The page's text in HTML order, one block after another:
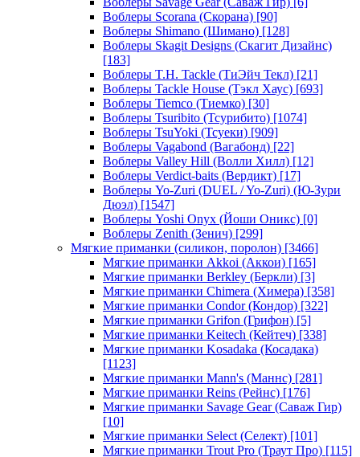
Воблеры Scorana (Скорана) [90]
Воблеры Shimano (Шимано) [128]
Воблеры Skagit Designs (Скагит Дизайнс)
[183]
Воблеры T.H. Tackle (ТиЭйч Текл) [21]
Воблеры Tackle House (Тэкл Хаус) [693]
Воблеры Tiemco (Тиемко) [30]
Воблеры Tsuribito (Тсурибито) [1074]
Воблеры TsuYoki (Тсуеки) [909]
Воблеры Vagabond (Вагабонд) [22]
Воблеры Valley Hill (Волли Хилл) [12]
Воблеры Verdict-baits (Вердикт) [17]
Воблеры Yo-Zuri (DUEL / Yo-Zuri) (Ю-Зури
Дюэл) [1547]
Воблеры Yoshi Onyx (Йоши Оникс) [0]
Воблеры Zenith (Зенич) [299]
Мягкие приманки (силикон, поролон) [3466]
Мягкие приманки Akkoi (Аккои) [165]
Мягкие приманки Berkley (Беркли) [3]
Мягкие приманки Chimera (Химера) [358]
Мягкие приманки Condor (Кондор) [322]
Мягкие приманки Grifon (Грифон) [5]
Мягкие приманки Keitech (Кейтеч) [338]
Мягкие приманки Kosadaka (Косадака)
[1123]
Мягкие приманки Mann's (Маннс) [281]
Мягкие приманки Reins (Рейнс) [176]
Мягкие приманки Savage Gear (Саваж Гир)
[10]
Мягкие приманки Select (Селект) [101]
Мягкие приманки Trout Pro (Траут Про) [115]